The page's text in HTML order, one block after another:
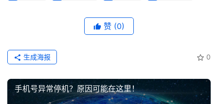
推
荐
号
赞 (0)
0
生成海报
手机号异常停机？原因可能在这里！